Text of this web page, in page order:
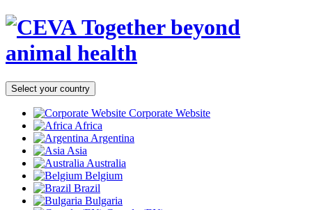
Together beyond
animal health
Select your country
Corporate Website
Africa
Argentina
Asia
Australia
Belgium
Brazil
Bulgaria